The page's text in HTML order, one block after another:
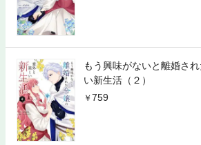
もう興味がないと離婚さ
い新生活（２）
759